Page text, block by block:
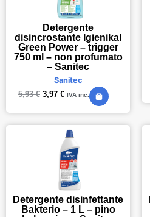
Detergente
disincrostante Igienikal
Green Power – trigger
750 ml – non profumato
– Sanitec
Sanitec
5,93€ 3,97 € IVA inc.
Detergente disinfettante
Bakterio – 1 L – pino